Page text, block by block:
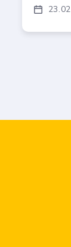
23 02